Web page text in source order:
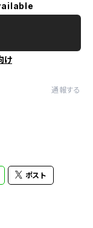
け
通報する
ポスト